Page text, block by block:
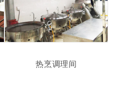
热烹调理间